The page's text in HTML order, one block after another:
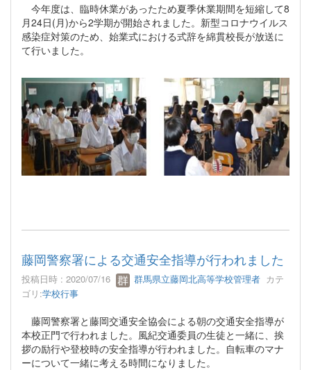
今年度は、臨時休業があったため夏季休業期間を短縮して8
月24日( 月)から2学期が開始されました。新型コロナウイルス
感染症対策のため、始業式における式辞を綿貫校長が放送に
て行いました。
藤岡警察署による交通安全指導が行われました
投稿日時 : 2020/07/16 群馬県立藤岡北高等学校管理者 カテ
ゴリ:学校行事
藤岡警察署と藤岡交通安全協会による朝の交通安全指導が
本校正門で行われました。風紀交通委員の生徒と一緒に、挨
拶の励行や登校時の安全指導が行われました。自転車のマナ
ーについて一緒に考える時間になりました。